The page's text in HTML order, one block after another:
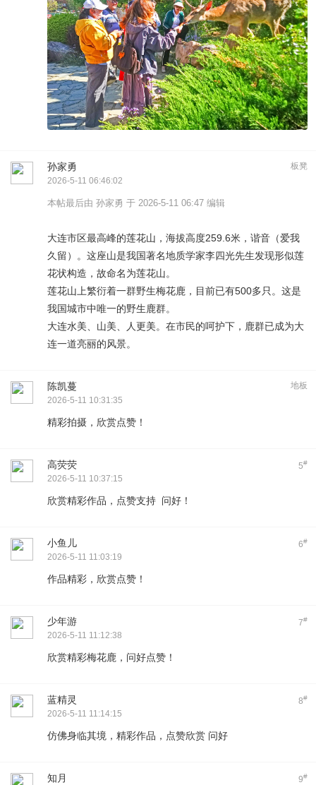
板凳
孙家勇
2026-5-11 06:46:02
本帖最后由 孙家勇 于 2026-5-11 06:47 编辑
大连市区最高峰的莲花山，海拔高度259.6米，谐音（爱我
久留）。这座山是我国著名地质学家李四光先生发现形似莲
花状构造，故命名为莲花山。
莲花山上繁衍着一群野生梅花鹿，目前已有500多只。这是
我国城市中唯一的野生鹿群。
大连水美、山美、人更美。在市民的呵护下，鹿群已成为大
连一道亮丽的风景。
地板
陈凯蔓
2026-5-11 10:31:35
精彩拍摄，欣赏点赞！
5#
高荧荧
2026-5-11 10:37:15
欣赏精彩作品，点赞支持 问好！
6#
小鱼儿
2026-5-11 11:03:19
作品精彩，欣赏点赞！
7#
少年游
2026-5-11 11:12:38
欣赏精彩梅花鹿，问好点赞！
8#
蓝精灵
2026-5-11 11:14:15
仿佛身临其境，精彩作品，点赞欣赏 问好
9#
知月